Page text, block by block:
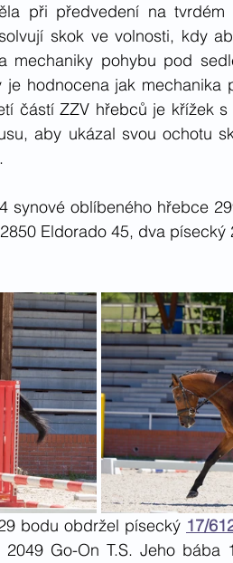
při předvedení na tvrdém
skok ve volnosti, kdy
mechaniky pohybu pod
hodnocena jak mechanika
částí ZZV hřebců je křížek
aby ukázal svou ochotu
synové oblíbeného hřebce
Eldorado 45, dva písecký
bodu obdržel písecký 17/
Go-On T.S. Jeho bába